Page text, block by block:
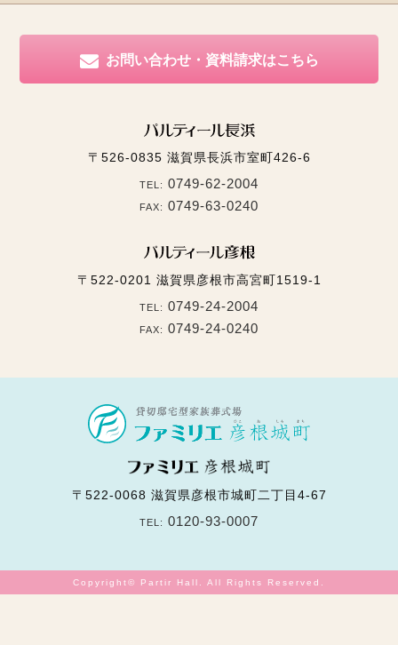
お問い合わせ・資料請求はこちら
〒526-0835 滋賀県長浜市室町426-6
TEL: 0749-62-2004
FAX: 0749-63-0240
〒522-0201 滋賀県彦根市高宮町1519-1
TEL: 0749-24-2004
FAX: 0749-24-0240
〒522-0068 滋賀県彦根市城町二丁目4-67
TEL: 0120-93-0007
Copyright© Partir Hall. All Rights Reserved.